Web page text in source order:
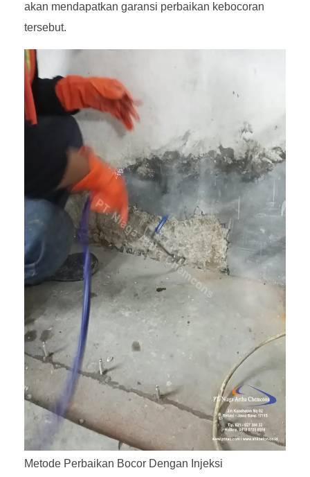
akan mendapatkan garansi perbaikan kebocoran
tersebut.
Metode Perbaikan Bocor Dengan Injeksi